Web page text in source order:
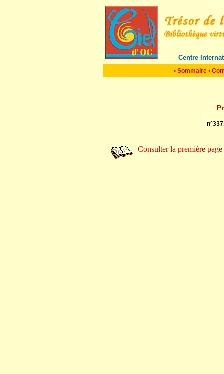
Centre
• Sommaire •
Consulter la première page